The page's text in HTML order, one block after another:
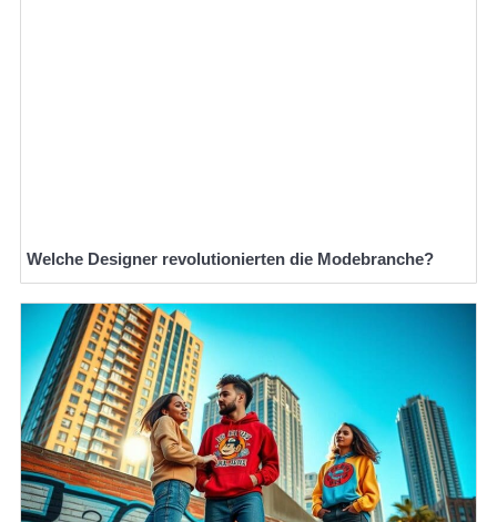
Welche Designer revolutionierten die Modebranche?